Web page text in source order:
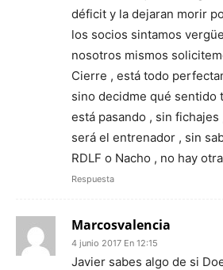
déficit y la dejaran morir
los socios sintamos
nosotros mismos
Cierre , está todo
sino decidme qué sentido
está pasando , sin
será el entrenador , sin
RDLF o Nacho , no hay
Respuesta
Marcosvalencia
4 junio 2017 En 12:15
Javier sabes algo de si